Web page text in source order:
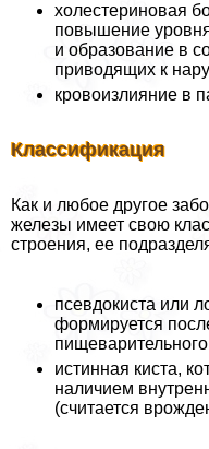
холестериновая
повышение
и образование в
приводящих к
кровоизлияние в
Классификация
Как и любое другое
железы имеет свою
строения, ее
псевдокиста или
формируется
пищеварительного
истинная киста,
наличием
(считается